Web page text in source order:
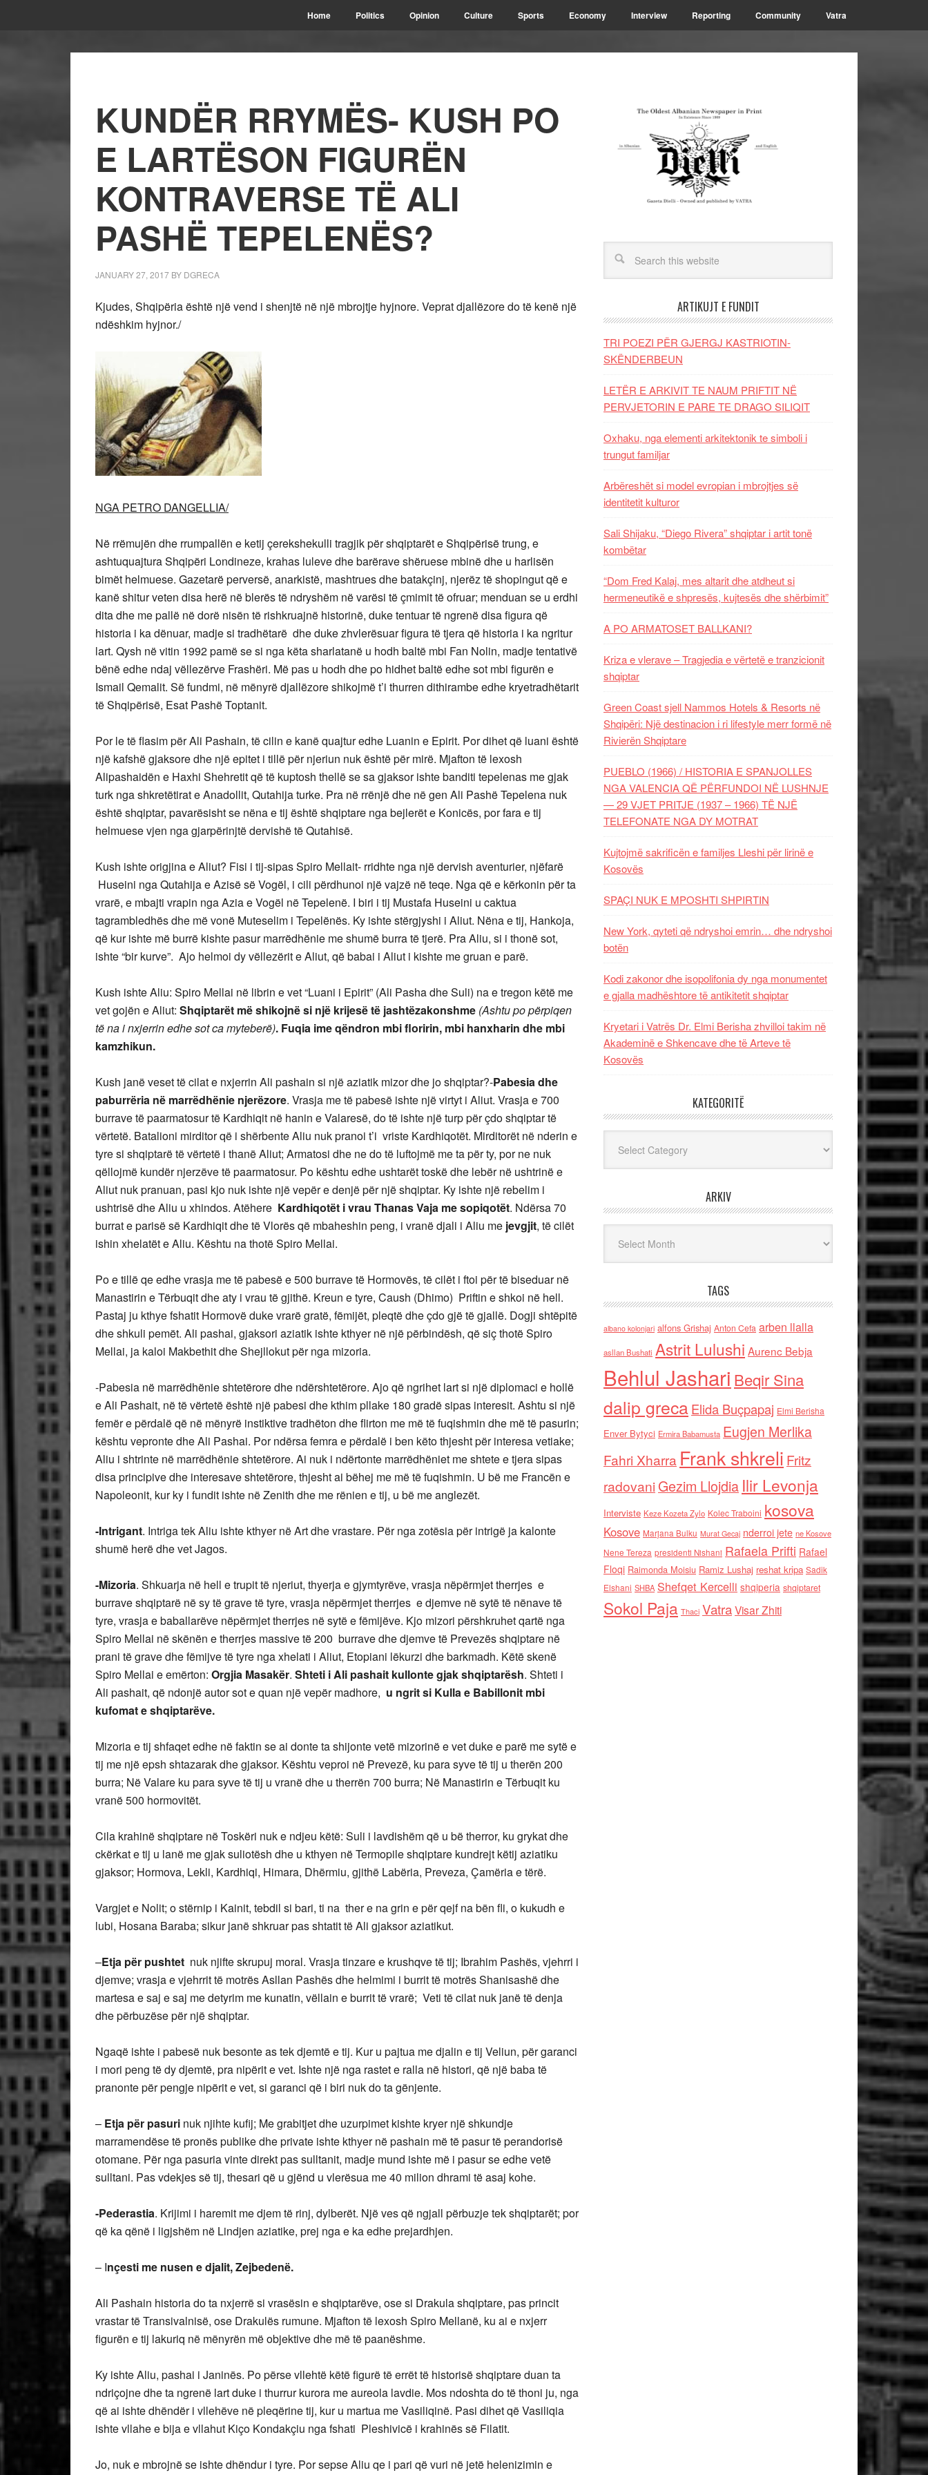
Home Politics Opinion Culture Sports Economy Interview Reporting Community Vatra
KUNDËR RRYMËS- KUSH PO
E LARTËSON FIGURËN
KONTRAVERSE TË ALI
PASHË TEPELENËS?
JANUARY 27, 2017 BY DGRECA
Kjudes, Shqipëria është një vend i shenjtë në një mbrojtje hyjnore. Veprat djallëzore do të kenë një
ndëshkim hyjnor./
NGA PETRO DANGELLIA/
Në rrëmujën dhe rrumpallën e ketij çerekshekulli tragjik për shqiptarët e Shqipërisë trung, e
ashtuquajtura Shqipëri Londineze, krahas luleve dhe barërave shëruese mbinë dhe u harlisën
bimët helmuese. Gazetarë perversë, anarkistë, mashtrues dhe batakçinj, njerëz të shopingut që e
kanë shitur veten disa herë në blerës të ndryshëm në varësi të çmimit të ofruar; menduan se u erdhi
dita dhe me pallë në dorë nisën të rishkruajnë historinë, duke tentuar të ngrenë disa figura që
historia i ka dënuar, madje si tradhëtarë dhe duke zhvlerësuar figura të tjera që historia i ka ngritur
lart. Qysh në vitin 1992 pamë se si nga këta sharlatanë u hodh baltë mbi Fan Nolin, madje tentativë
bënë edhe ndaj vëllezërve Frashëri. Më pas u hodh dhe po hidhet baltë edhe sot mbi figurën e
Ismail Qemalit. Së fundmi, në mënyrë djallëzore shikojmë t’i thurren dithirambe edhe kryetradhëtarit
të Shqipërisë, Esat Pashë Toptanit.
Por le të flasim për Ali Pashain, të cilin e kanë quajtur edhe Luanin e Epirit. Por dihet që luani është
një kafshë gjaksore dhe një epitet i tillë për njeriun nuk është për mirë. Mjafton të lexosh
Alipashaidën e Haxhi Shehretit që të kuptosh thellë se sa gjaksor ishte banditi tepelenas me gjak
turk nga shkretëtirat e Anadollit, Qutahija turke. Pra në rrënjë dhe në gen Ali Pashë Tepelena nuk
është shqiptar, pavarësisht se nëna e tij është shqiptare nga bejlerët e Konicës, por fara e tij
helmuese vjen nga gjarpërinjtë dervishë të Qutahisë.
Kush ishte origjina e Aliut? Fisi i tij-sipas Spiro Mellait- rridhte nga një dervish aventurier, njëfarë
Huseini nga Qutahija e Azisë së Vogël, i cili përdhunoi një vajzë në teqe. Nga që e kërkonin për ta
vrarë, e mbajti vrapin nga Azia e Vogël në Tepelenë. I biri i tij Mustafa Huseini u caktua
tagrambledhës dhe më vonë Muteselim i Tepelënës. Ky ishte stërgjyshi i Aliut. Nëna e tij, Hankoja,
që kur ishte më burrë kishte pasur marrëdhënie me shumë burra të tjerë. Pra Aliu, si i thonë sot,
ishte “bir kurve”. Ajo helmoi dy vëllezërit e Aliut, që babai i Aliut i kishte me gruan e parë.
Kush ishte Aliu: Spiro Mellai në librin e vet “Luani i Epirit” (Ali Pasha dhe Suli) na e tregon këtë me
vet gojën e Aliut: Shqiptarët më shikojnë si një krijesë të jashtëzakonshme (Ashtu po përpiqen
të na i nxjerrin edhe sot ca myteberë). Fuqia ime qëndron mbi floririn, mbi hanxharin dhe mbi
kamzhikun.
Kush janë veset të cilat e nxjerrin Ali pashain si një aziatik mizor dhe jo shqiptar?-Pabesia dhe
paburrëria në marrëdhënie njerëzore. Vrasja me të pabesë ishte një virtyt i Aliut. Vrasja e 700
burrave të paarmatosur të Kardhiqit në hanin e Valaresë, do të ishte një turp për çdo shqiptar të
vërtetë. Batalioni mirditor që i shërbente Aliu nuk pranoi t’i vriste Kardhiqotët. Mirditorët në nderin e
tyre si shqiptarë të vërtetë i thanë Aliut; Armatosi dhe ne do të luftojmë me ta për ty, por ne nuk
qëllojmë kundër njerzëve të paarmatosur. Po kështu edhe ushtarët toskë dhe lebër në ushtrinë e
Aliut nuk pranuan, pasi kjo nuk ishte një vepër e denjë për një shqiptar. Ky ishte një rebelim i
ushtrisë dhe Aliu u xhindos. Atëhere Kardhiqotët i vrau Thanas Vaja me sopiqotët. Ndërsa 70
burrat e parisë së Kardhiqit dhe të Vlorës që mbaheshin peng, i vranë djali i Aliu me jevgjit, të cilët
ishin xhelatët e Aliu. Kështu na thotë Spiro Mellai.
Po e tillë qe edhe vrasja me të pabesë e 500 burrave të Hormovës, të cilët i ftoi për të biseduar në
Manastirin e Tërbuqit dhe aty i vrau të gjithë. Kreun e tyre, Caush (Dhimo) Priftin e shkoi në hell.
Pastaj ju kthye fshatit Hormovë duke vrarë gratë, fëmijët, pleqtë dhe çdo gjë të gjallë. Dogji shtëpitë
dhe shkuli pemët. Ali pashai, gjaksori aziatik ishte kthyer në një përbindësh, që siç thotë Spiro
Mellai, ja kaloi Makbethit dhe Shejllokut për nga mizoria.
-Pabesia në marrëdhënie shtetërore dhe ndërshtetërore. Ajo që ngrihet lart si një diplomaci e hollë
e Ali Pashait, në të vërtetë është një pabesi dhe kthim pllake 180 gradë sipas interesit. Ashtu si një
femër e përdalë që në mënyrë instiktive tradhëton dhe flirton me më të fuqishmin dhe më të pasurin;
kështu vepronte dhe Ali Pashai. Por ndërsa femra e përdalë i ben këto thjesht për interesa vetiake;
Aliu i shtrinte në marrëdhënie shtetërore. Ai nuk i ndërtonte marrëdhëniet me shtete e tjera sipas
disa principive dhe interesave shtetërore, thjesht ai bëhej me më të fuqishmin. U bë me Francën e
Napoleonit, kur ky i fundit ishte në Zenith dhe me rënien e tij, u bë me anglezët.
-Intrigant. Intriga tek Aliu ishte kthyer në Art dhe vrastare. Për nga zotësia për intrigë ja kalonte
shumë herë dhe vet Jagos.
-Mizoria. Shkuarja në hell e trupit të njeriut, thyerja e gjymtyrëve, vrasja nëpërmjet therrjes e
burrave shqiptarë në sy të grave të tyre, vrasja nëpërmjet therrjes e djemve në sytë të nënave të
tyre, vrasja e baballarëve nëpërmjet therrjes në sytë e fëmijëve. Kjo mizori përshkruhet qartë nga
Spiro Mellai në skënën e therrjes massive të 200 burrave dhe djemve të Prevezës shqiptare në
prani të grave dhe fëmijve të tyre nga xhelati i Aliut, Etopiani lëkurzi dhe barkmadh. Këtë skenë
Spiro Mellai e emërton: Orgjia Masakër. Shteti i Ali pashait kullonte gjak shqiptarësh. Shteti i
Ali pashait, që ndonjë autor sot e quan një vepër madhore, u ngrit si Kulla e Babillonit mbi
kufomat e shqiptarëve.
Mizoria e tij shfaqet edhe në faktin se ai donte ta shijonte vetë mizorinë e vet duke e parë me sytë e
tij me një epsh shtazarak dhe gjaksor. Kështu veproi në Prevezë, ku para syve të tij u therën 200
burra; Në Valare ku para syve të tij u vranë dhe u therrën 700 burra; Në Manastirin e Tërbuqit ku
vranë 500 hormovitët.
Cila krahinë shqiptare në Toskëri nuk e ndjeu këtë: Suli i lavdishëm që u bë therror, ku grykat dhe
ckërkat e tij u lanë me gjak suliotësh dhe u kthyen në Termopile shqiptare kundrejt këtij aziatiku
gjaksor; Hormova, Lekli, Kardhiqi, Himara, Dhërmiu, gjithë Labëria, Preveza, Çamëria e tërë.
Vargjet e Nolit; o stërnip i Kainit, tebdil si bari, ti na ther e na grin e për qejf na bën fli, o kukudh e
lubi, Hosana Baraba; sikur janë shkruar pas shtatit të Ali gjaksor aziatikut.
–Etja për pushtet nuk njifte skrupuj moral. Vrasja tinzare e krushqve të tij; Ibrahim Pashës, vjehrri i
djemve; vrasja e vjehrrit të motrës Asllan Pashës dhe helmimi i burrit të motrës Shanisashë dhe
martesa e saj e saj me detyrim me kunatin, vëllain e burrit të vrarë; Veti të cilat nuk janë të denja
dhe përbuzëse për një shqiptar.
Ngaqë ishte i pabesë nuk besonte as tek djemtë e tij. Kur u pajtua me djalin e tij Veliun, për garanci
i mori peng të dy djemtë, pra nipërit e vet. Ishte një nga rastet e ralla në histori, që një baba të
pranonte për pengje nipërit e vet, si garanci që i biri nuk do ta gënjente.
– Etja për pasuri nuk njihte kufij; Me grabitjet dhe uzurpimet kishte kryer një shkundje
marramendëse të pronës publike dhe private ishte kthyer në pashain më të pasur të perandorisë
otomane. Për nga pasuria vinte direkt pas sulltanit, madje mund ishte më i pasur se edhe vetë
sulltani. Pas vdekjes së tij, thesari që u gjënd u vlerësua me 40 milion dhrami të asaj kohe.
-Pederastia. Krijimi i haremit me djem të rinj, dylberët. Një ves që ngjall përbuzje tek shqiptarët; por
që ka qënë i ligjshëm në Lindjen aziatike, prej nga e ka edhe prejardhjen.
– Inçesti me nusen e djalit, Zejbedenë.
Ali Pashain historia do ta nxjerrë si vrasësin e shqiptarëve, ose si Drakula shqiptare, pas princit
vrastar të Transivalnisë, ose Drakulës rumune. Mjafton të lexosh Spiro Mellanë, ku ai e nxjerr
figurën e tij lakuriq në mënyrën më objektive dhe më të paanëshme.
Ky ishte Aliu, pashai i Janinës. Po përse vllehtë këtë figurë të errët të historisë shqiptare duan ta
ndriçojne dhe ta ngrenë lart duke i thurrur kurora me aureola lavdie. Mos ndoshta do të thoni ju, nga
që ai ishte dhëndër i vllehëve në pleqërine tij, kur u martua me Vasiliqinë. Pasi dihet që Vasiliqia
ishte vllahe e bija e vllahut Kiço Kondakçiu nga fshati Pleshivicë i krahinës së Filatit.
Jo, nuk e mbrojnë se ishte dhëndur i tyre. Por sepse Aliu qe i pari që vuri në jetë helenizimin e
ARTIKUJT E FUNDIT
TRI POEZI PËR GJERGJ KASTRIOTIN-
SKËNDERBEUN
LETËR E ARKIVIT TE NAUM PRIFTIT NË
PERVJETORIN E PARE TE DRAGO SILIQIT
Oxhaku, nga elementi arkitektonik te simboli i
trungut familjar
Arbëreshët si model evropian i mbrojtjes së
identitetit kulturor
Sali Shijaku, “Diego Rivera” shqiptar i artit tonë
kombëtar
“Dom Fred Kalaj, mes altarit dhe atdheut si
hermeneutikë e shpresës, kujtesës dhe shërbimit”
A PO ARMATOSET BALLKANI?
Kriza e vlerave – Tragjedia e vërtetë e tranzicionit
shqiptar
Green Coast sjell Nammos Hotels & Resorts në
Shqipëri: Një destinacion i ri lifestyle merr formë në
Rivierën Shqiptare
PUEBLO (1966) / HISTORIA E SPANJOLLES
NGA VALENCIA QË PËRFUNDOI NË LUSHNJE
— 29 VJET PRITJE (1937 – 1966) TË NJË
TELEFONATE NGA DY MOTRAT
Kujtojmë sakrificën e familjes Lleshi për lirinë e
Kosovës
SPAÇI NUK E MPOSHTI SHPIRTIN
New York, qyteti që ndryshoi emrin… dhe ndryshoi
botën
Kodi zakonor dhe isopolifonia dy nga monumentet
e gjalla madhështore të antikitetit shqiptar
Kryetari i Vatrës Dr. Elmi Berisha zhvilloi takim në
Akademinë e Shkencave dhe të Arteve të
Kosovës
KATEGORITË
ARKIV
TAGS
albano kolonjari alfons Grishaj Anton Cefa arben llalla
asllan Bushati Astrit Lulushi Aurenc Bebja
Behlul Jashari Beqir Sina
dalip grecaElida Buçpapaj Elmi Berisha
Enver Bytyci Ermira Babamusta Eugjen Merlika
Fahri Xharra Frank shkreli Fritz
radovaniGezim Llojdia Ilir Levonja
Interviste Keze Kozeta Zylo Kolec Traboini kosova
Kosove Marjana Bulku Murat Gecaj nderroi jete ne Kosove
Nene Tereza presidenti Nishani Rafaela Prifti Rafael
Floqi Raimonda Moisiu Ramiz Lushaj reshat kripa Sadik
Elshani SHBA Shefqet Kercelli shqiperia shqiptaret
Sokol Paja Thaci VatraVisar Zhiti